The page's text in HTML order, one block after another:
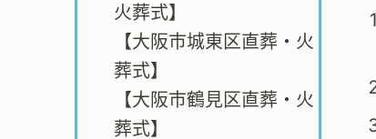
火葬式】
【大阪市城東区直葬・火
葬式】
【大阪市鶴見区直葬・火
葬式】